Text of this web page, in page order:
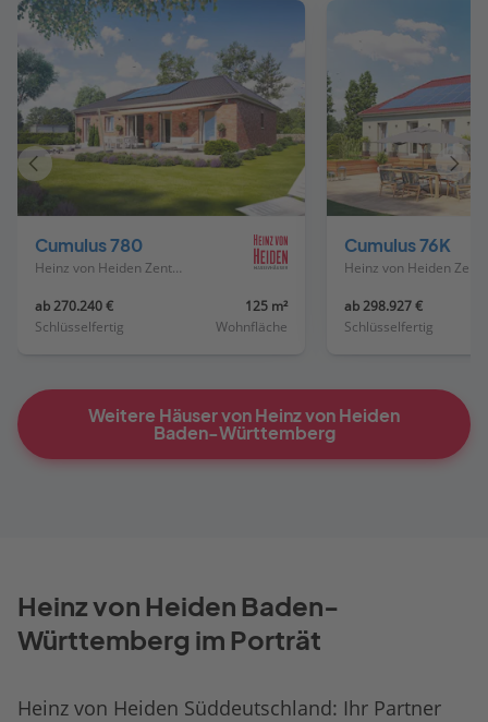
Cumulus 780
Heinz von Heiden Zentrale
ab 270.240 €
Schlüsselfertig
125 m²
Wohnfläche
Cumulus 76K
ab 298.927 €
Schlüsselfertig
Vorheriges
Weitere Häuser von Heinz von Heiden
Baden-Württemberg
Heinz von Heiden Baden-
Württemberg im Porträt
Heinz von Heiden Süddeutschland: Ihr Partner